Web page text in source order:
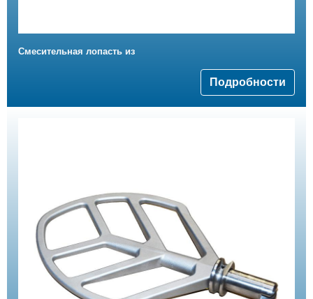
Смесительная лопасть из
Подробности